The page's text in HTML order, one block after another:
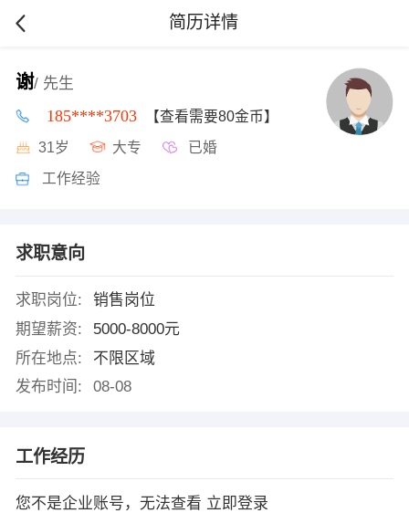
简历详情
谢/ 先生
185****3703 【查看需要80金币】
31岁 大专 已婚
工作经验
求职意向
求职岗位:
销售岗位
期望薪资:
5000-8000元
所在地点:
不限区域
发布时间:
08-08
工作经历
您不是企业账号，无法查看 立即登录